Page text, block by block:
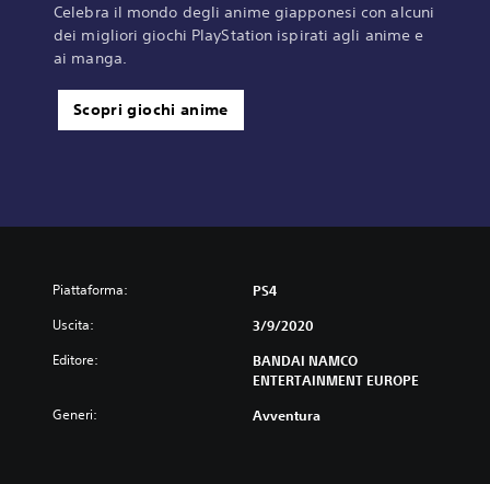
Celebra il mondo degli anime giapponesi con alcuni
dei migliori giochi PlayStation ispirati agli anime e
ai manga.
Scopri giochi anime
Piattaforma: PS4
Uscita: 3/9/2020
Editore:
BANDAI NAMCO
ENTERTAINMENT EUROPE
Generi: Avventura